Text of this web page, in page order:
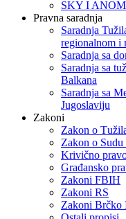
SKY I
Pravna saradnja
Saradnja
regionalnom i
Saradnja sa
Saradnja sa
Balkana
Saradnja sa
Jugoslaviju
Zakoni
Zakon o
Zakon o
Krivično
Građansko
Zakoni FBIH
Zakoni RS
Zakoni Brčko